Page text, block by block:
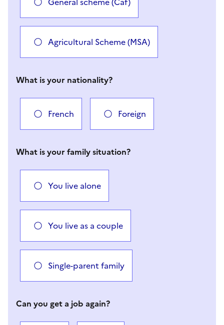
Agricultural Scheme (MSA)
What is your nationality?
French Foreign
What is your family situation?
You live alone
You live as a couple
Single-parent family
Can you get a job again?